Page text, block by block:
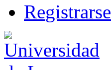
Registrarse